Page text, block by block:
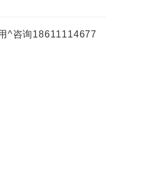
^咨询18611114677